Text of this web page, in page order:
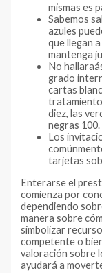
mismas es
Sabemos
azules
que llegan
mantenga
No
grado
cartas
tratamiento
diez, las
negras 100.
Los
tarjetas
Enterarse el
comienza por
dependiendo
manera sobre
simbolizar
competente o
valoración sobre
ayudará a